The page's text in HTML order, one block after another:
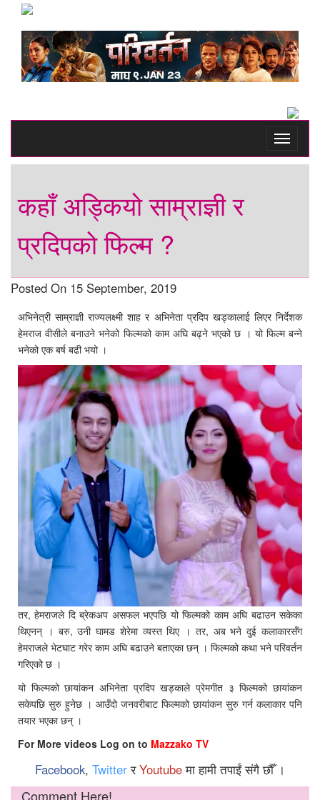
Toggle
कहाँ अड्कियो साम्राज्ञी र
प्रदिपको फिल्म ?
Posted On 15 September, 2019
अभिनेत्री साम्राज्ञी राज्यलक्ष्मी शाह र अभिनेता प्रदिप खड्कालाई लिएर निर्देशक
हेमराज वीसीले बनाउने भनेको फिल्मको काम अघि बढ्ने भएको छ । यो फिल्म बन्ने
भनेको एक बर्ष बढी भयो ।
तर, हेमराजले दि ब्रेकअप असफल भएपछि यो फिल्मको काम अघि बढाउन सकेका
थिएनन् । बरु, उनी घामड शेरेमा व्यस्त थिए । तर, अब भने दुई कलाकारसँग
हेमराजले भेटघाट गरेर काम अघि बढाउने बताएका छन् । फिल्मको कथा भने परिवर्तन
गरिएको छ ।
यो फिल्मको छायांकन अभिनेता प्रदिप खड्काले प्रेमगीत ३ फिल्मको छायांकन
सकेपछि सुरु हुनेछ । आउँदो जनवरीबाट फिल्मको छायांकन सुरु गर्न कलाकार पनि
तयार भएका छन् ।
For More videos Log on to Mazzako TV
Facebook, TwitterरYoutubeमा हामी तपाईं संगै छौँ ।
Comment Here!